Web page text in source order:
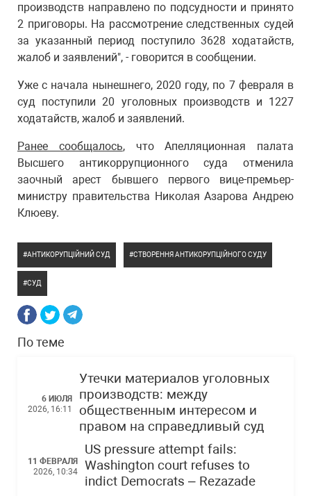
производств направлено по подсудности и принято
2 приговоры. На рассмотрение следственных судей
за указанный период поступило 3628 ходатайств,
жалоб и заявлений", - говорится в сообщении.
Уже с начала нынешнего, 2020 году, по 7 февраля в
суд поступили 20 уголовных производств и 1227
ходатайств, жалоб и заявлений.
Ранее сообщалось, что Апелляционная палата
Высшего антикоррупционного суда отменила
заочный арест бывшего первого вице-премьер-
министру правительства Николая Азарова Андрею
Клюеву.
АНТИКОРУПЦІЙНИЙ СУД СТВОРЕННЯ АНТИКОРУПЦІЙНОГО СУДУ
СУД
По теме
6 ИЮЛЯ
2026, 16:11
Утечки материалов уголовных
производств: между
общественным интересом и
правом на справедливый суд
11 ФЕВРАЛЯ
2026, 10:34
US pressure attempt fails:
Washington court refuses to
indict Democrats – Rezazade